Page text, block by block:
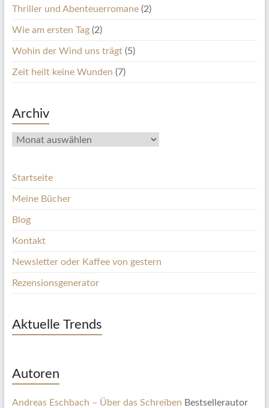
Thriller und Abenteuerromane(2)
Wie am ersten Tag(2)
Wohin der Wind uns trägt(5)
Zeit heilt keine Wunden (7)
Archiv
Archiv
Startseite
Meine Bücher
Blog
Kontakt
Newsletter oder Kaffee von gestern
Rezensionsgenerator
Aktuelle Trends
Autoren
Andreas Eschbach – Über das Schreiben Bestsellerautor